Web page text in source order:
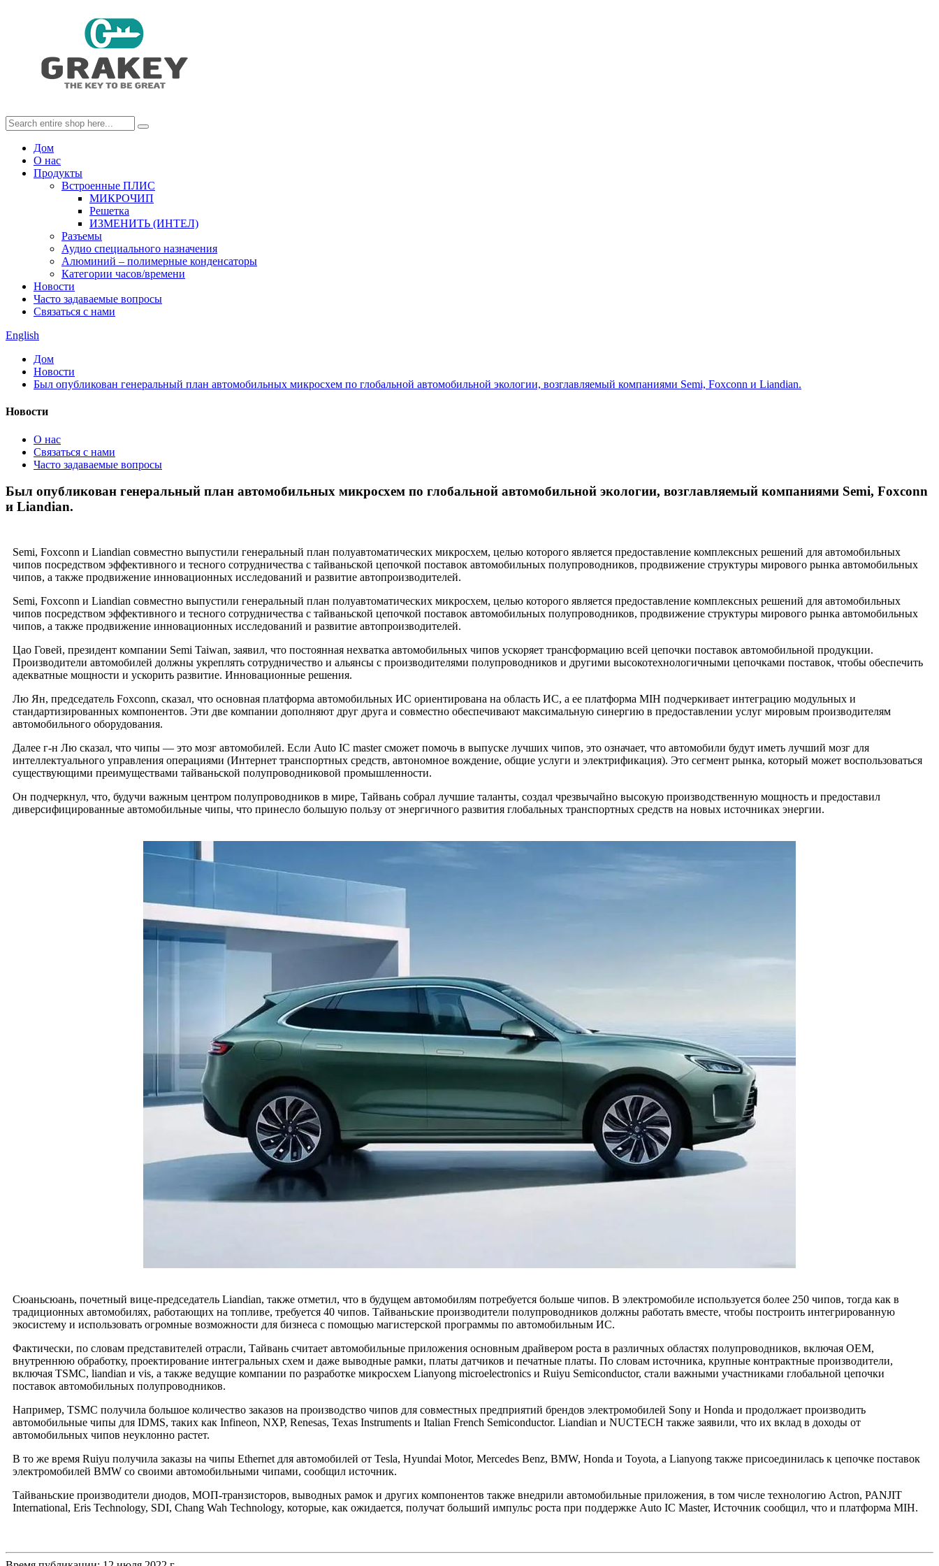
Дом
О нас
Продукты
Встроенные ПЛИС
МИКРОЧИП
Решетка
ИЗМЕНИТЬ (ИНТЕЛ)
Разъемы
Аудио специального назначения
Алюминий – полимерные конденсаторы
Категории часов/времени
Новости
Часто задаваемые вопросы
Связаться с нами
English
Дом
Новости
Был опубликован генеральный план автомобильных микросхем по глобальной автомобильной экологии, возглавляемый компаниями Semi, Foxconn и Liandian.
Новости
О нас
Связаться с нами
Часто задаваемые вопросы
Был опубликован генеральный план автомобильных микросхем по глобальной автомобильной экологии, возглавляемый компаниями Semi, Foxconn
и Liandian.
Semi, Foxconn и Liandian совместно выпустили генеральный план полуавтоматических микросхем, целью которого является предоставление комплексных решений для автомобильных
чипов посредством эффективного и тесного сотрудничества с тайваньской цепочкой поставок автомобильных полупроводников, продвижение структуры мирового рынка автомобильных
чипов, а также продвижение инновационных исследований и развитие автопроизводителей.
Semi, Foxconn и Liandian совместно выпустили генеральный план полуавтоматических микросхем, целью которого является предоставление комплексных решений для автомобильных
чипов посредством эффективного и тесного сотрудничества с тайваньской цепочкой поставок автомобильных полупроводников, продвижение структуры мирового рынка автомобильных
чипов, а также продвижение инновационных исследований и развитие автопроизводителей.
Цао Говей, президент компании Semi Taiwan, заявил, что постоянная нехватка автомобильных чипов ускоряет трансформацию всей цепочки поставок автомобильной продукции.
Производители автомобилей должны укреплять сотрудничество и альянсы с производителями полупроводников и другими высокотехнологичными цепочками поставок, чтобы обеспечить
адекватные мощности и ускорить развитие. Инновационные решения.
Лю Ян, председатель Foxconn, сказал, что основная платформа автомобильных ИС ориентирована на область ИС, а ее платформа MIH подчеркивает интеграцию модульных и
стандартизированных компонентов. Эти две компании дополняют друг друга и совместно обеспечивают максимальную синергию в предоставлении услуг мировым производителям
автомобильного оборудования.
Далее г-н Лю сказал, что чипы — это мозг автомобилей. Если Auto IC master сможет помочь в выпуске лучших чипов, это означает, что автомобили будут иметь лучший мозг для
интеллектуального управления операциями (Интернет транспортных средств, автономное вождение, общие услуги и электрификация). Это сегмент рынка, который может воспользоваться
существующими преимуществами тайваньской полупроводниковой промышленности.
Он подчеркнул, что, будучи важным центром полупроводников в мире, Тайвань собрал лучшие таланты, создал чрезвычайно высокую производственную мощность и предоставил
диверсифицированные автомобильные чипы, что принесло большую пользу от энергичного развития глобальных транспортных средств на новых источниках энергии.
Сюаньсюань, почетный вице-председатель Liandian, также отметил, что в будущем автомобилям потребуется больше чипов. В электромобиле используется более 250 чипов, тогда как в
традиционных автомобилях, работающих на топливе, требуется 40 чипов. Тайваньские производители полупроводников должны работать вместе, чтобы построить интегрированную
экосистему и использовать огромные возможности для бизнеса с помощью магистерской программы по автомобильным ИС.
Фактически, по словам представителей отрасли, Тайвань считает автомобильные приложения основным драйвером роста в различных областях полупроводников, включая OEM,
внутреннюю обработку, проектирование интегральных схем и даже выводные рамки, платы датчиков и печатные платы. По словам источника, крупные контрактные производители,
включая TSMC, liandian и vis, а также ведущие компании по разработке микросхем Lianyong microelectronics и Ruiyu Semiconductor, стали важными участниками глобальной цепочки
поставок автомобильных полупроводников.
Например, TSMC получила большое количество заказов на производство чипов для совместных предприятий брендов электромобилей Sony и Honda и продолжает производить
автомобильные чипы для IDMS, таких как Infineon, NXP, Renesas, Texas Instruments и Italian French Semiconductor. Liandian и NUCTECH также заявили, что их вклад в доходы от
автомобильных чипов неуклонно растет.
В то же время Ruiyu получила заказы на чипы Ethernet для автомобилей от Tesla, Hyundai Motor, Mercedes Benz, BMW, Honda и Toyota, а Lianyong также присоединилась к цепочке поставок
электромобилей BMW со своими автомобильными чипами, сообщил источник.
Тайваньские производители диодов, МОП-транзисторов, выводных рамок и других компонентов также внедрили автомобильные приложения, в том числе технологию Actron, PANJIT
International, Eris Technology, SDI, Chang Wah Technology, которые, как ожидается, получат больший импульс роста при поддержке Auto IC Master, Источник сообщил, что и платформа MIH.